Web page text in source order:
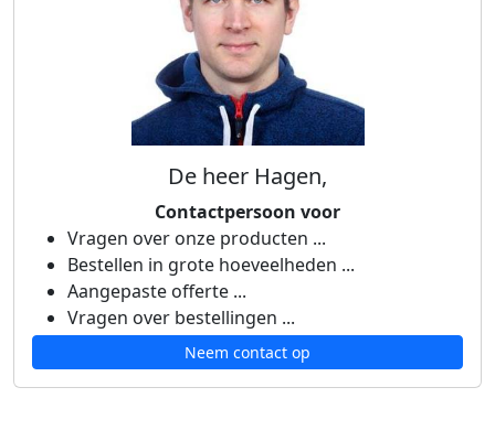
De heer Hagen,
Contactpersoon voor
Vragen over onze producten ...
Bestellen in grote hoeveelheden ...
Aangepaste offerte ...
Vragen over bestellingen ...
Neem contact op